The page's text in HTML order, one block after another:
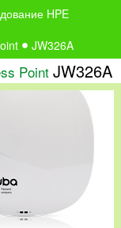
HPE
JW326A
Point JW326A